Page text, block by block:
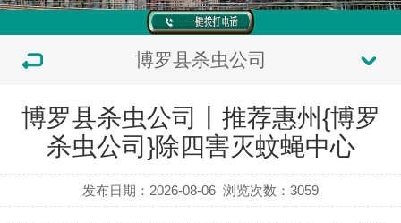
博罗县杀虫公司
博罗县杀虫公司丨推荐惠州{博罗
杀虫公司}除四害灭蚊蝇中心
发布日期：2026-08-06 浏览次数：3059